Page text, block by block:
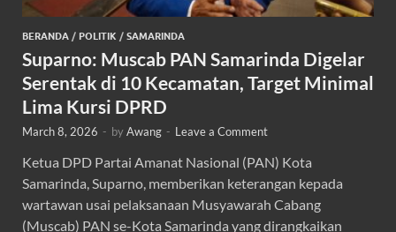
BERANDA / POLITIK / SAMARINDA
Suparno: Muscab PAN Samarinda Digelar
Serentak di 10 Kecamatan, Target Minimal
Lima Kursi DPRD
March 8, 2026 - byAwang - Leave a Comment
Ketua DPD Partai Amanat Nasional (PAN) Kota
Samarinda, Suparno, memberikan keterangan kepada
wartawan usai pelaksanaan Musyawarah Cabang
(Muscab) PAN se-Kota Samarinda yang dirangkaikan